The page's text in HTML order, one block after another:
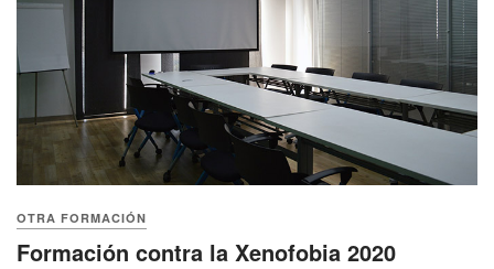
OTRA FORMACIÓN
Formación contra la Xenofobia 2020